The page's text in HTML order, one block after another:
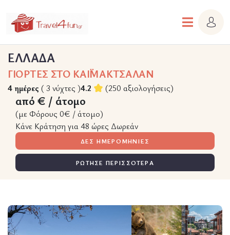
ΕΛΛΑΔΑ
ΓΙΟΡΤΕΣ ΣΤΟ ΚΑΪΜΑΚΤΣΑΛΑΝ
4 ημέρες ( 3 νύχτες )4.2 (250 αξιολογήσεις)
από € / άτομο
(με Φόρους 0€ / άτομο)
Κάνε Κράτηση για 48 ώρες Δωρεάν
ΔΕΣ ΗΜΕΡΟΜΗΝΙΕΣ
ΡΩΤΗΣΕ ΠΕΡΙΣΣΟΤΕΡΑ